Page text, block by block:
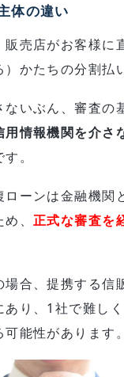
体の違い
販売店がお客様に
かたちの分割払
ないぶん、審査の
用情報機関を介さ
。
ーンは金融機関
、 正式な審査を
場合、提携する信
あり、1社で難し
能性があります。